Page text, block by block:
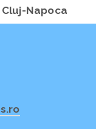
Cluj-Napoca